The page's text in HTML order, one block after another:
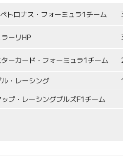
トロナス・フォーミュラ1チーム
ーリHP
ーカード・フォーミュラ1チーム
・レーシング
プ・レーシングブルズF1チーム